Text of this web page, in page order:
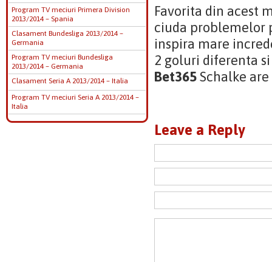
Program TV meciuri Primera Division
2013/2014 – Spania
Clasament Bundesliga 2013/2014 –
Germania
Program TV meciuri Bundesliga
2013/2014 – Germania
Clasament Seria A 2013/2014 – Italia
Program TV meciuri Seria A 2013/2014 –
Italia
Favorita din acest
ciuda problemelor
inspira mare
2 goluri diferenta
Bet365Schalke
Leave a Reply